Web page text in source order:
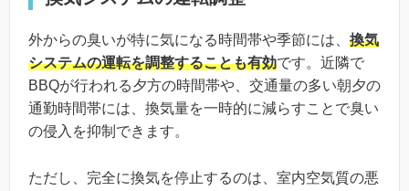
外からの臭いが特に気になる時間帯や季節には、 換気
システムの運転を調整することも有効です。近隣で
BBQが行われる夕方の時間帯や、交通量の多い朝夕の
通勤時間帯には、換気量を一時的に減らすことで臭い
の侵入を抑制できます。
ただし、完全に換気を停止するのは、室内空気質の悪